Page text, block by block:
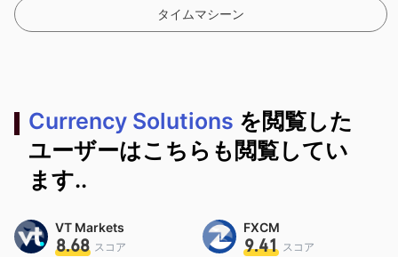
タイムマシーン
Currency Solutions を閲覧した
ユーザーはこちらも閲覧してい
ます..
VT Markets
8.68 スコア
FXCM
9.41 スコア